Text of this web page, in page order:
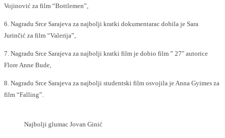
Vojinović za film “Bottlemen”,
6. Nagradu Srce Sarajeva za najbolji kratki dokumentarac dobila je Sara
Jurinčić za film “Valerija”,
7. Nagradu Srce Sarajeva za najbolji kratki film je dobio film ” 27″ autorice
Flore Anne Bude,
8. Nagradu Srce Sarajeva za najbolji studentski film osvojila je Anna Gyimes za
film “Falling”.
Najbolji glumac Jovan Ginić